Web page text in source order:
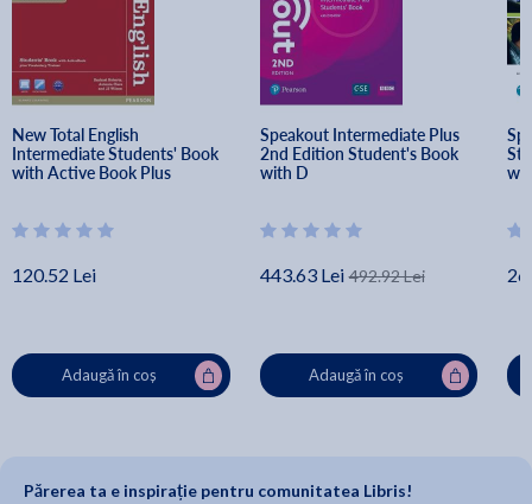
New Total English
Intermediate Students' Book
with Active Book Plus
Wilson
120.52 Lei
Adaugă în coș
Speakout Intermediate Plus
2nd Edition Student's Book
with D
443.63 Lei 492.92 Lei
Adaugă în coș
Părerea ta e inspirație pentru comunitatea Libris!